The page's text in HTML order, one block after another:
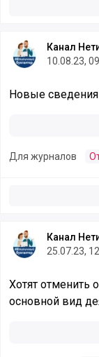
Канал
10.08.23,
Новые сведения
Для журналов
Канал
25.07.23,
Хотят отменить
основной вид